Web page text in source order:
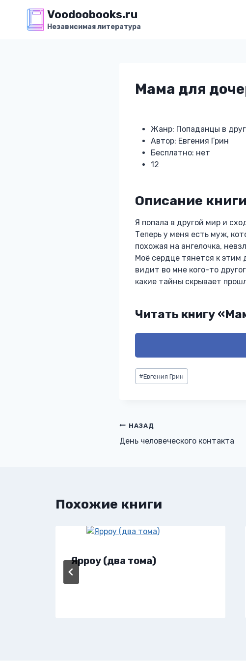
содержимому
Voodoobooks.ru
Независимая литература
Мама для
Жанр: Попаданцы в
Автор: Евгения Грин
Бесплатно: нет
12
Описание
Я попала в другой мир и
Теперь у меня есть муж,
похожая на ангелочка,
Моё сердце тянется к этим
видит во мне кого-то
какие тайны скрывает
Читать книгу
Метки
записи:
#Евгения Грин
Навигация
по
НАЗАД
День человеческого контакта
Похожие книги
Ярроу (два тома)